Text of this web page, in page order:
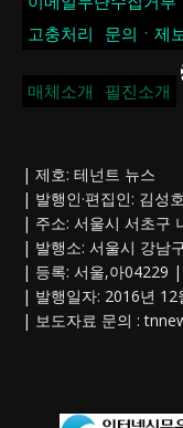
고충처리
문의ㆍ제
매체소개 필진소개
| 제호: 테넌트 뉴스
| 발행인·편집인: 김성
| 주소: 서울시 서초구
| 발행소: 서울시 강남
| 등록: 서울,아04229
| 발행일자: 2016년
| 보도자료 문의 :